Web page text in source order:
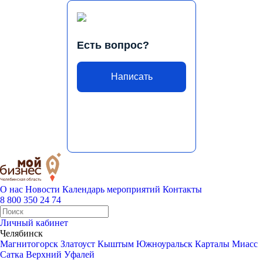
Есть вопрос?
Написать
О нас Новости Календарь мероприятий Контакты
8 800 350 24 74
Личный кабинет
Челябинск
Магнитогорск Златоуст Кыштым Южноуральск Карталы Миасс
Сатка Верхний Уфалей